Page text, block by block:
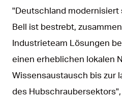
"Deutschland modernisiert
Bell ist bestrebt,
Industrieteam Lösungen
einen erheblichen lokalen
Wissensaustausch bis zur
des